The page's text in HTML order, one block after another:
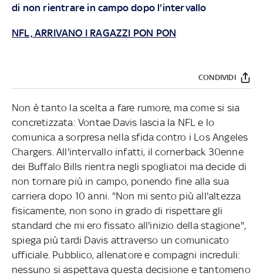
di non rientrare in campo dopo l'intervallo
NFL, ARRIVANO I RAGAZZI PON PON
CONDIVIDI
Non è tanto la scelta a fare rumore, ma come si sia
concretizzata: Vontae Davis lascia la NFL e lo
comunica a sorpresa nella sfida contro i Los Angeles
Chargers. All'intervallo infatti, il cornerback 30enne
dei Buffalo Bills rientra negli spogliatoi ma decide di
non tornare più in campo, ponendo fine alla sua
carriera dopo 10 anni. "Non mi sento più all'altezza
fisicamente, non sono in grado di rispettare gli
standard che mi ero fissato all'inizio della stagione",
spiega più tardi Davis attraverso un comunicato
ufficiale. Pubblico, allenatore e compagni increduli:
nessuno si aspettava questa decisione e tantomeno